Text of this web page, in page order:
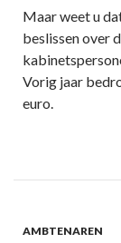
Maar weet u
beslissen over
Vorig jaar
euro.
AMBTENAREN